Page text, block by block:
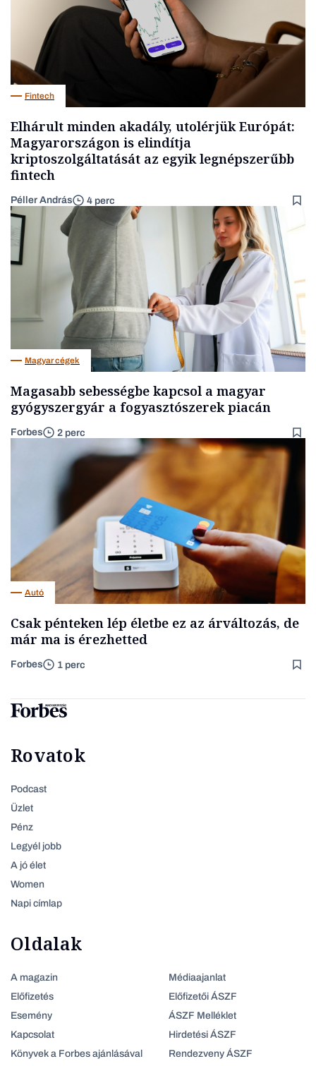
Fintech
Elhárult minden akadály, utolérjük Európát:
Magyarországon is elindítja
kriptoszolgáltatását az egyik legnépszerűbb
fintech
Péller András 4 perc
Magyar cégek
Magasabb sebességbe kapcsol a magyar
gyógyszergyár a fogyasztószerek piacán
Forbes 2 perc
Autó
Csak pénteken lép életbe ez az árváltozás, de
már ma is érezhetted
Forbes 1 perc
Rovatok
Podcast
Üzlet
Pénz
Legyél jobb
A jó élet
Women
Napi címlap
Oldalak
A magazin
Előfizetés
Esemény
Kapcsolat
Könyvek a Forbes ajánlásával
Médiaajanlat
Előfizetői ÁSZF
ÁSZF Melléklet
Hirdetési ÁSZF
Rendezveny ÁSZF